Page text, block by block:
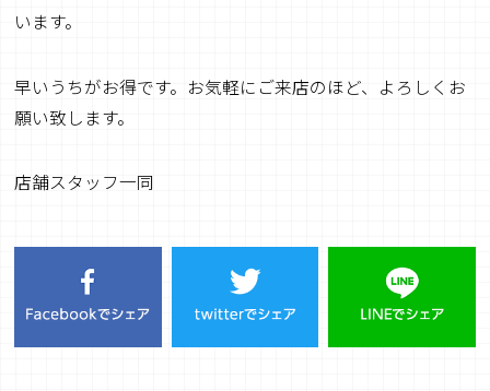
います。
早いうちがお得です。お気軽にご来店のほど、よろしくお
願い致します。
店舗スタッフ一同